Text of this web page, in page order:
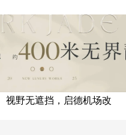
视野无遮挡，启德机场改